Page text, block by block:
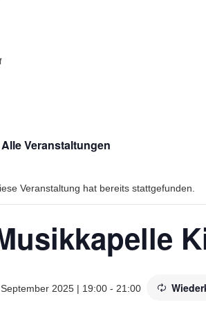
Alle Veranstaltungen
Veranstaltung hat bereits stattgefunden.
2025 | 19:00 - 21:00